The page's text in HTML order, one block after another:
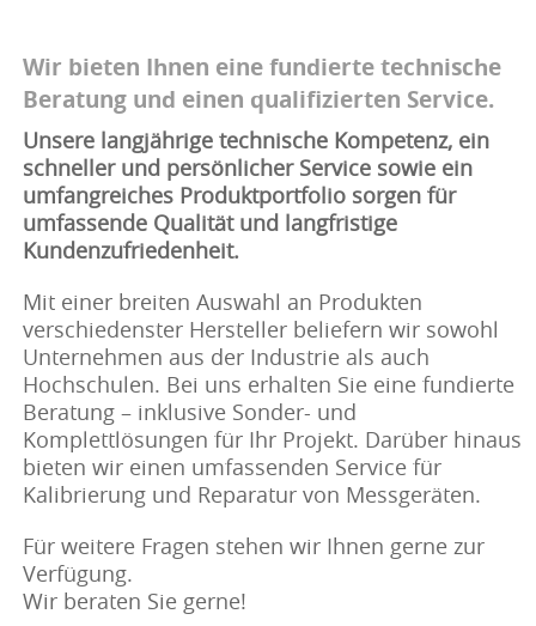
Wir bieten Ihnen eine fundierte technische
Beratung und einen qualifizierten Service.
Unsere langjährige technische Kompetenz, ein
schneller und persönlicher Service sowie ein
umfangreiches Produktportfolio sorgen für
umfassende Qualität und langfristige
Kundenzufriedenheit.
Mit einer breiten Auswahl an Produkten
verschiedenster Hersteller beliefern wir sowohl
Unternehmen aus der Industrie als auch
Hochschulen. Bei uns erhalten Sie eine fundierte
Beratung – inklusive Sonder- und
Komplettlösungen für Ihr Projekt. Darüber hinaus
bieten wir einen umfassenden Service für
Kalibrierung und Reparatur von Messgeräten.
Für weitere Fragen stehen wir Ihnen gerne zur
Verfügung.
Wir beraten Sie gerne!